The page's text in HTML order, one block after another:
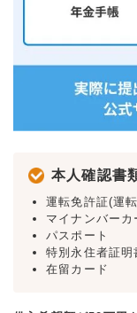
本人確認書
運転免許証(運
マイナンバーカ
パスポート
特別永住者証明
在留カード